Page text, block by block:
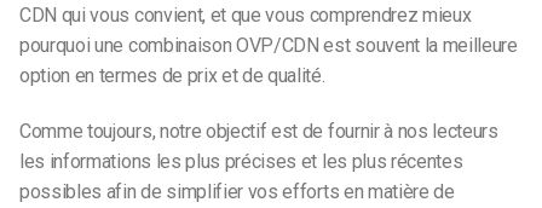
CDN qui vous convient, et que vous comprendrez mieux
pourquoi une combinaison OVP/CDN est souvent la meilleure
option en termes de prix et de qualité.
Comme toujours, notre objectif est de fournir à nos lecteurs
les informations les plus précises et les plus récentes
possibles afin de simplifier vos efforts en matière de